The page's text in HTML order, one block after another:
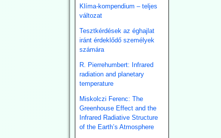
Szardínia:
Lángokban állnak a
szolárpanelek
Július 18-án súlyos
tűzvész tört ki egy
napenergia-parkban Ottana
ipari övezetében,
Szardínián. A tűz során
nyilvánvalóan több ezer
napelem lángokban állt. A
tűz már az előző nap
Noragugume közelében
Klíma-kompendium – teljes
változat
Tesztkérdések az éghajlat
iránt érdeklődő személyek
számára
R. Pierrehumbert: Infrared
radiation and planetary
temperature
Miskolczi Ferenc: The
Greenhouse Effect and the
Infrared Radiative Structure
of the Earth’s Atmosphere